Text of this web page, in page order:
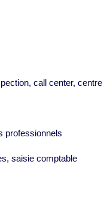
call center, centre
professionnels
saisie comptable